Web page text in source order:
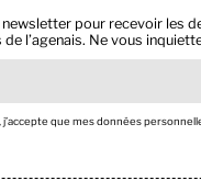
pour recevoir les
l’agenais. Ne vous
j’accepte que mes données